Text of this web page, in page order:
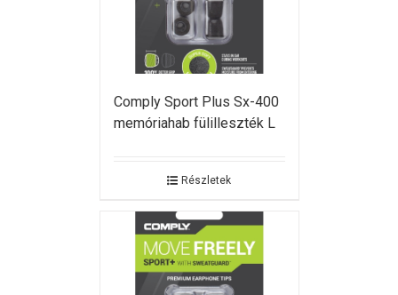
Comply Sport Plus Sx-400
memóriahab fülilleszték L
Részletek